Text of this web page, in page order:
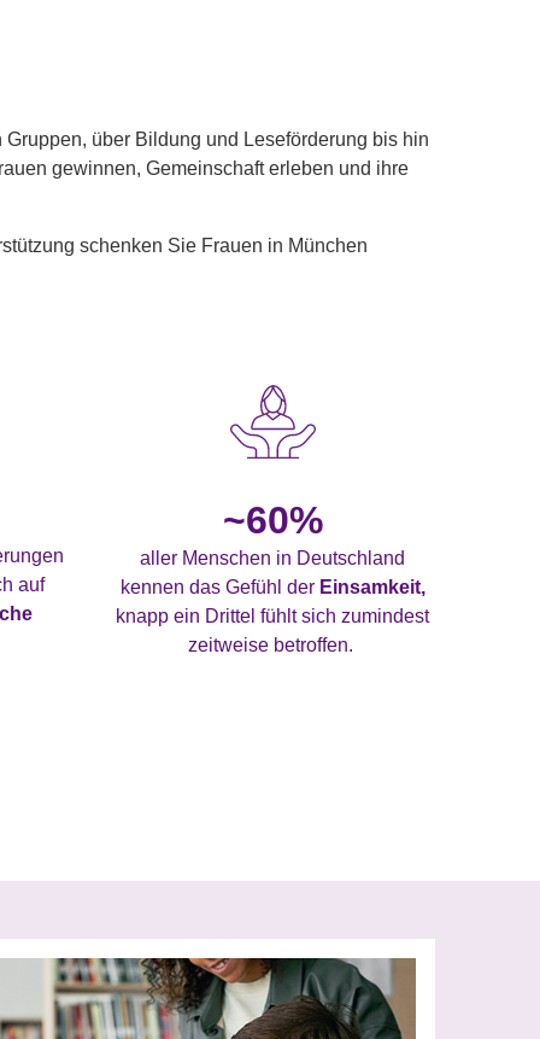
über Bildung und Leseförderung bis hin
gewinnen, Gemeinschaft erleben und ihre
schenken Sie Frauen in München
auf
~60%
aller Menschen in Deutschland
kennen das Gefühl der Einsamkeit,
knapp ein Drittel fühlt sich zumindest
zeitweise betroffen.